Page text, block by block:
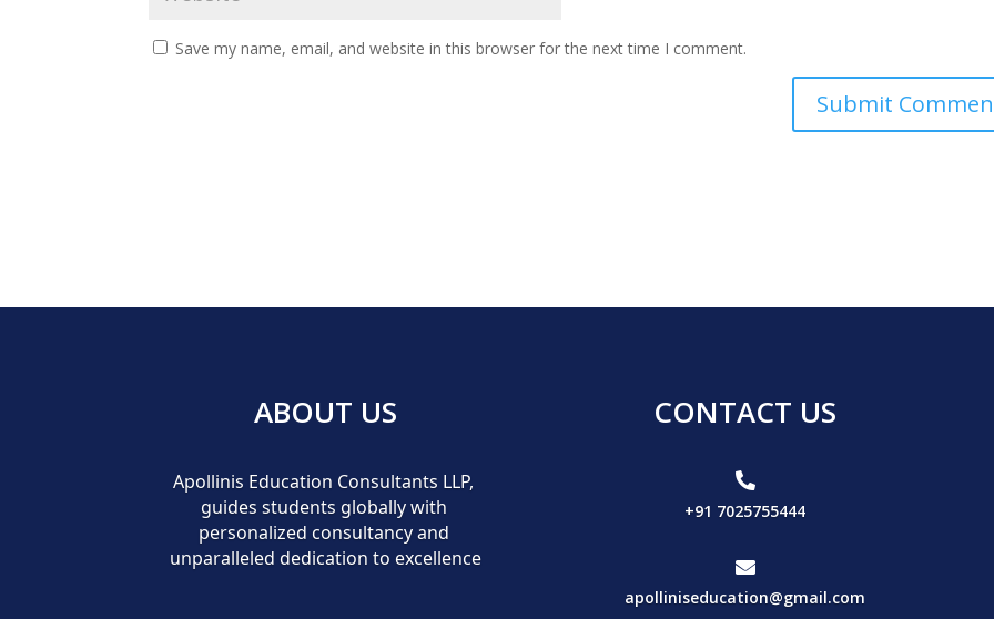
Save my name, email, and website in this browser for the next time I comment.
ABOUT US
Apollinis Education Consultants LLP,
guides students globally with
personalized consultancy and
unparalleled dedication to excellence
CONTACT US

+91 7025755444

apolliniseducation@gmail.com